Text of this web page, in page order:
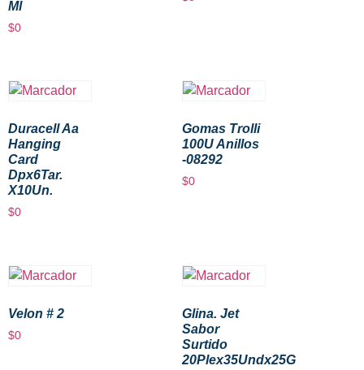
Ml
$0
Duracell Aa
Hanging
Card
Dpx6Tar.
X10Un.
$0
Gomas Trolli
100U Anillos
-08292
$0
Velon # 2
$0
Glina. Jet
Sabor
Surtido
20Plex35Undx25G